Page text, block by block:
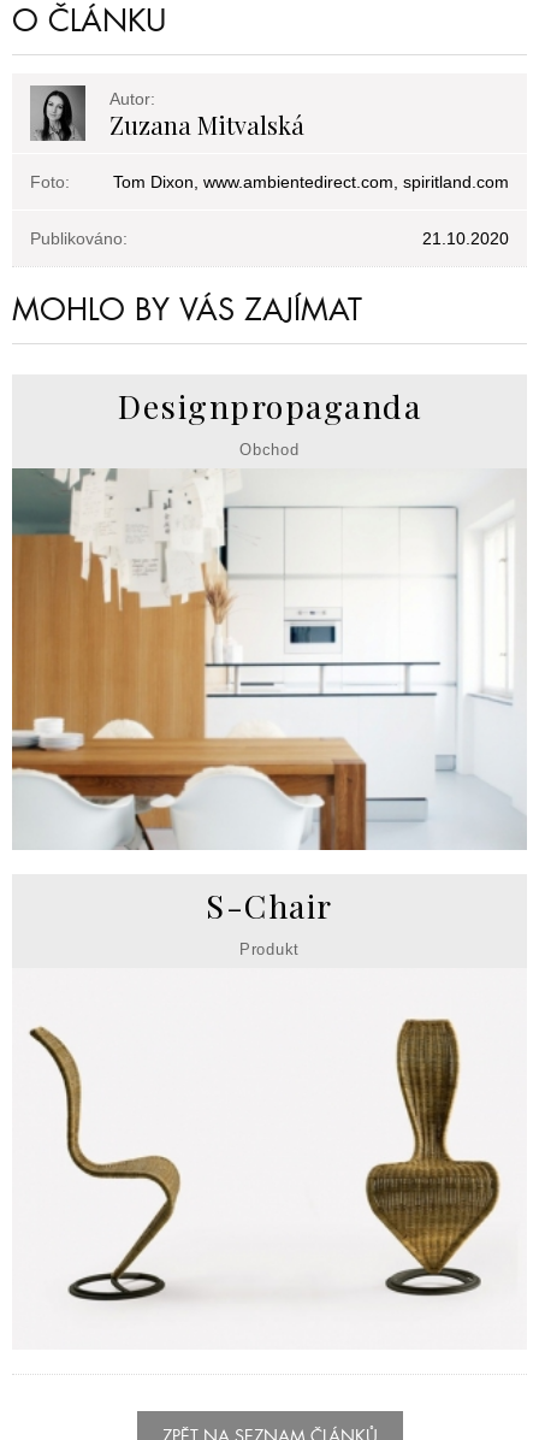
O ČLÁNKU
Autor:
Zuzana Mitvalská
Foto: Tom Dixon, www.ambientedirect.com, spiritland.com
Publikováno: 21.10.2020
MOHLO BY VÁS ZAJÍMAT
Designpropaganda
Obchod
S-Chair
Produkt